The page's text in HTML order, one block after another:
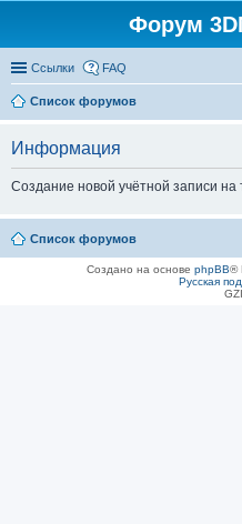
Форум
Ссылки FAQ
Список форумов
Информация
Создание новой учётной записи
Список форумов
Создано на основе phpBB®
Русская